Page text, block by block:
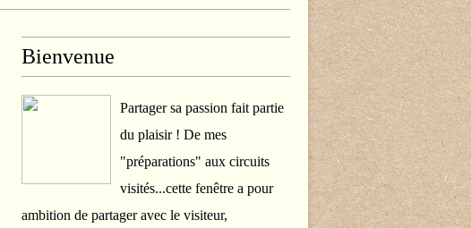
Bienvenue
Partager sa passion fait partie
du plaisir ! De mes
"préparations" aux circuits
visités...cette fenêtre a pour
ambition de partager avec le visiteur,